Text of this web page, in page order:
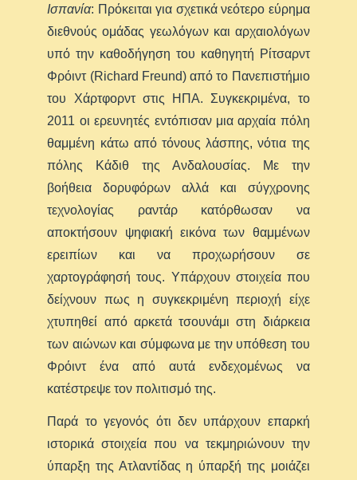
Ισπανία: Πρόκειται για σχετικά νεότερο εύρημα
διεθνούς ομάδας γεωλόγων και αρχαιολόγων
υπό την καθοδήγηση του καθηγητή Ρίτσαρντ
Φρόιντ (Richard Freund) από το Πανεπιστήμιο
του Χάρτφορντ στις ΗΠΑ. Συγκεκριμένα, το
2011 οι ερευνητές εντόπισαν μια αρχαία πόλη
θαμμένη κάτω από τόνους λάσπης, νότια της
πόλης Κάδιθ της Ανδαλουσίας. Με την
βοήθεια δορυφόρων αλλά και σύγχρονης
τεχνολογίας ραντάρ κατόρθωσαν να
αποκτήσουν ψηφιακή εικόνα των θαμμένων
ερειπίων και να προχωρήσουν σε
χαρτογράφησή τους. Υπάρχουν στοιχεία που
δείχνουν πως η συγκεκριμένη περιοχή είχε
χτυπηθεί από αρκετά τσουνάμι στη διάρκεια
των αιώνων και σύμφωνα με την υπόθεση του
Φρόιντ ένα από αυτά ενδεχομένως να
κατέστρεψε τον πολιτισμό της.
Παρά το γεγονός ότι δεν υπάρχουν επαρκή
ιστορικά στοιχεία που να τεκμηριώνουν την
ύπαρξη της Ατλαντίδας η ύπαρξή της μοιάζει